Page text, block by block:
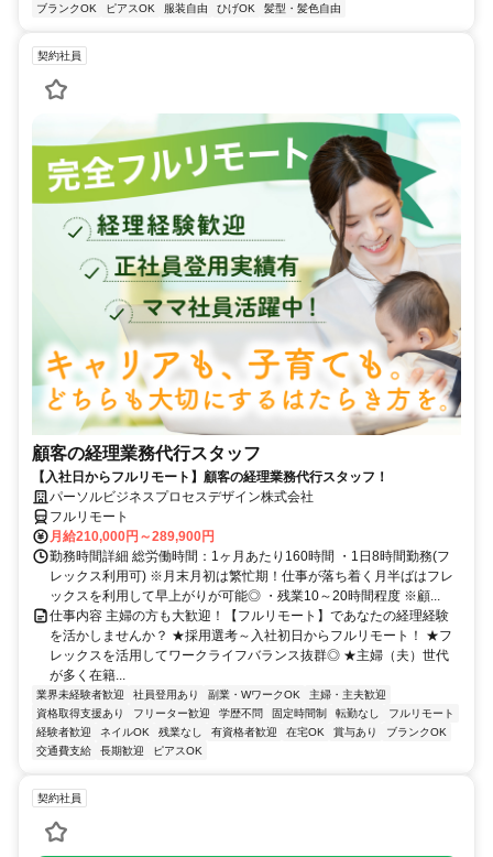
ブランクOK
ピアスOK 服装自由 ひげOK 髪型・髪色自由
契約社員
顧客の経理業務代行スタッフ
【入社日からフルリモート】顧客の経理業務代行スタッフ！
パーソルビジネスプロセスデザイン株式会社
フルリモート
月給210,000円～289,900円
勤務時間詳細 総労働時間：1ヶ月あたり160時間 ・1日8時間勤務(フ
レックス利用可) ※月末月初は繁忙期！仕事が落ち着く月半ばはフレ
ックスを利用して早上がりが可能◎ ・残業10～20時間程度 ※顧...
仕事内容 主婦の方も大歓迎！【フルリモート】であなたの経理経験
を活かしませんか？ ★採用選考～入社初日からフルリモート！ ★フ
レックスを活用してワークライフバランス抜群◎ ★主婦（夫）世代
が多く在籍...
業界未経験者歓迎 社員登用あり 副業・WワークOK
主婦・主夫歓迎
資格取得支援あり
フリーター歓迎 学歴不問 固定時間制 転勤なし
フルリモート
経験者歓迎
ネイルOK 残業なし 有資格者歓迎 在宅OK 賞与あり
ブランクOK
交通費支給
長期歓迎 ピアスOK
契約社員